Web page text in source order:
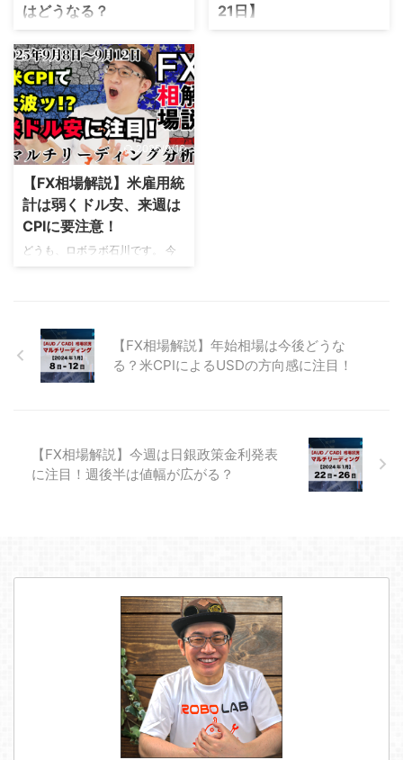
きます。 先週の通貨強弱チャー
ト 画像引用元：FX-labo 先週は
米ドルの方向感が出た1週間とな
りました。 週後半からU ...
は、トランプ関税の不透明感から
米ドル安が進んだ結果となりまし
はどうなる？
どうもロボラボ石川です。 先週
はJPY買い、AUD売りが目立った
1週間でした。 今週は豪雇用統計
や欧政策金利の発表が控えている
ので、米ドルや加ドルが巻き戻す
のか注目です。 今日は先週の相
場の動きを振り返りながら、年末
年始の注目ポイントについて詳し
い情報を解説していきましょう。
先週の経済の振り返り 先週の経
済を振り返ってみましょう。 先
週はJPY買い・AUD売りが目立っ
た1週間でした。 詳しい内容を解
説していきます。 先週の通貨強
21日】
今週は、米CPIが弱く一時的に米
...
2025/9/16
【FX相場解説】米雇用統
計は弱くドル安、来週は
CPIに要注意！
どうも、ロボラボ石川です。 今
週は実質的に 火曜日が月初スタ
り弱い数字 でした。これにより
ドルは大きく売られ、利下げ観測
が一気に強まる展開 となりまし
末はドル安＋加ドル安の二重構造
が目立ちました。ドル円は一時
147円台で支えられましたが、
【FX相場解説】年始相場は今後どうな
る？米CPIによるUSDの方向感に注目！
【FX相場解説】今週は日銀政策金利発表
に注目！週後半は値幅が広がる？